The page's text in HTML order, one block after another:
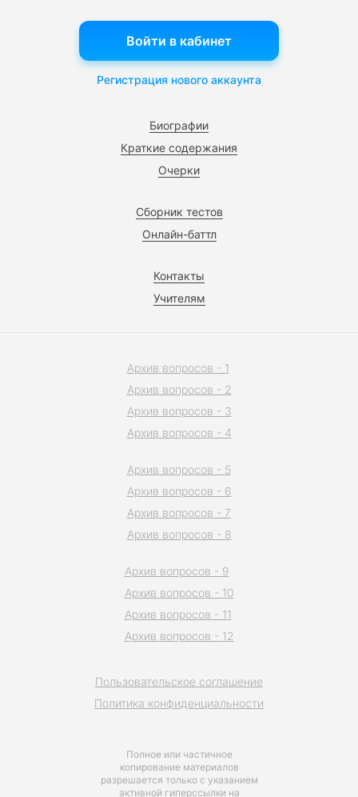
Биографии
Краткие содержания
Очерки
Сборник тестов
Онлайн-баттл
Контакты
Учителям
Войти в кабинет
Регистрация нового аккаунта
Полное или частичное
копирование материалов
разрешается только с указанием
активной гиперссылки на
Пользовательское соглашение
Политика конфиденциальности
Архив вопросов - 1
Архив вопросов - 2
Архив вопросов - 3
Архив вопросов - 4
Архив вопросов - 5
Архив вопросов - 6
Архив вопросов - 7
Архив вопросов - 8
Архив вопросов - 9
Архив вопросов - 10
Архив вопросов - 11
Архив вопросов - 12